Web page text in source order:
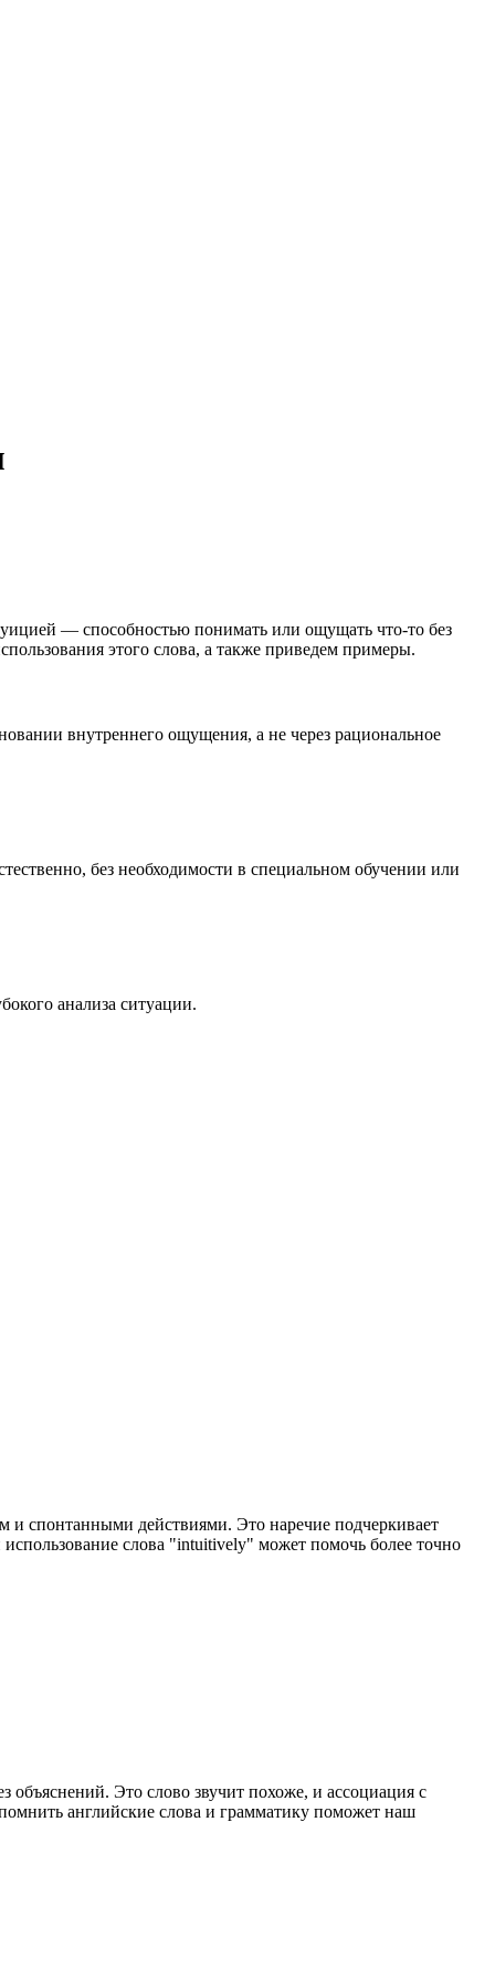
— способностью понимать или ощущать что-то без
этого слова, а также приведем примеры.
внутреннего ощущения, а не через рациональное
без необходимости в специальном обучении или
анализа ситуации.
и спонтанными действиями. Это наречие подчеркивает
слова "intuitively" может помочь более точно
Это слово звучит похоже, и ассоциация с
английские слова и грамматику поможет наш